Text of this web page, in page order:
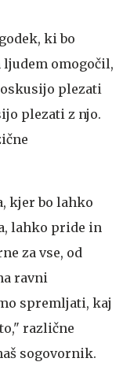
ki bo
ljudem omogočil,
plezati
plezati z njo.
kjer bo lahko
lahko pride in
za vse, od
ravni
spremljati, kaj
različne
sogovornik.